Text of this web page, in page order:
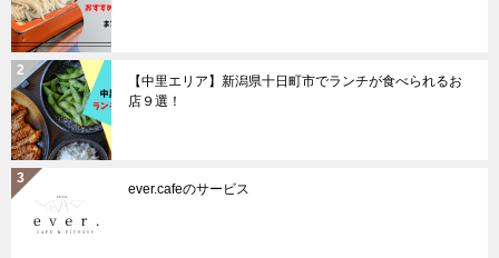
【中里エリア】新潟県十日町市でランチが食べられるお
店９選！
ever.cafeのサービス